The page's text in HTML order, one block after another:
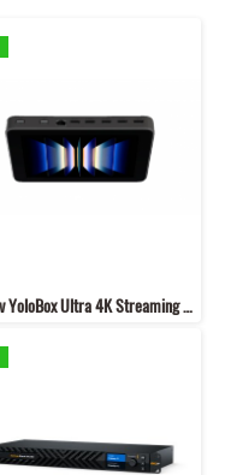
Yololiv YoloBox Ultra 4K Streaming and Monitor